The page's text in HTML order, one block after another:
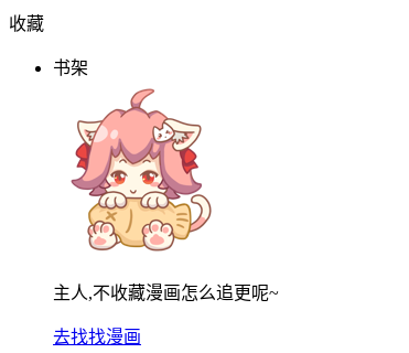
收藏
书架
主人,不收藏漫画怎么追更呢~
去找找漫画